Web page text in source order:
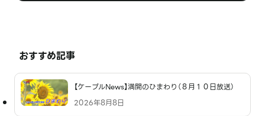
おすすめ記事
【ケーブルNews】満開のひまわり（８月１０日放送）
2026年8月8日